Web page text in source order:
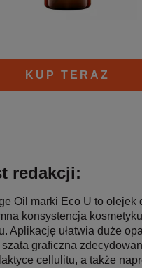
KUP TERAZ
redakcji:
Oil marki Eco U to olejek
konsystencja
Aplikację ułatwia duże
graficzna
cellulitu, a także